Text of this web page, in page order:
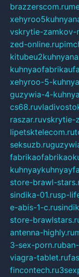
brazzerscom.ru
vskrytie-zamkov-
zed-online.ru
xehyroo-5-
guzywia-4-
cs68.ru
raszar.ruvskrytie-
lipetsktelecom.ru
seksuzb.ru
store-brawl-
sindika-01.rusp-
e-abis-1-c.ru
store-
antenna-highly.ru
3-sex-porn.ru
viagra-tablet.ru
fincontech.ru